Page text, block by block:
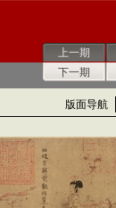
上一期
下一期
版面导航